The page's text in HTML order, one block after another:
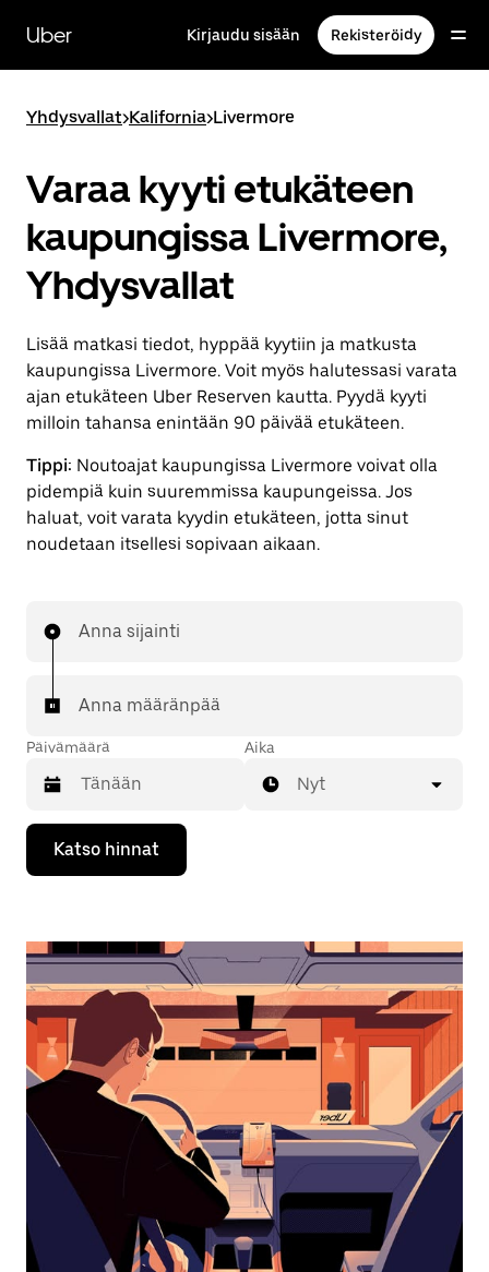
siirry
pääsisältöön
Uber Kirjaudu sisään Rekisteröidy
Yhdysvallat>Kalifornia>Livermore
Varaa kyyti etukäteen
kaupungissa Livermore,
Yhdysvallat
Lisää matkasi tiedot, hyppää kyytiin ja matkusta
kaupungissa Livermore. Voit myös halutessasi varata
ajan etukäteen Uber Reserven kautta. Pyydä kyyti
milloin tahansa enintään 90 päivää etukäteen.
Tippi: Noutoajat kaupungissa Livermore voivat olla
pidempiä kuin suuremmissa kaupungeissa. Jos
haluat, voit varata kyydin etukäteen, jotta sinut
noudetaan itsellesi sopivaan aikaan.
Anna sijainti
Anna määränpää
Päivämäärä
Valitse
päivämäärä
kalenterissa
Sulje
Esc-
painikkeella.
Aika
Nyt
Katso hinnat